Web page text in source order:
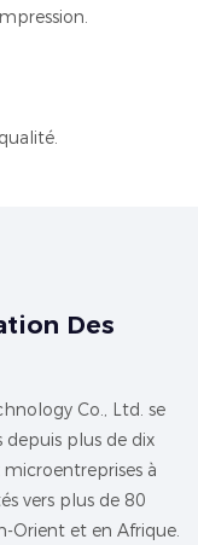
Des
Co., Ltd. se
depuis plus de dix
à
vers plus de 80
Orient et en Afrique.